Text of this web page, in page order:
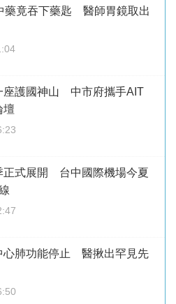
藥竟吞下藥匙 醫師胃鏡取出
座護國神山 中市府攜手AIT
壇
正式展開 台中國際機場今夏
心肺功能停止 醫揪出罕見先